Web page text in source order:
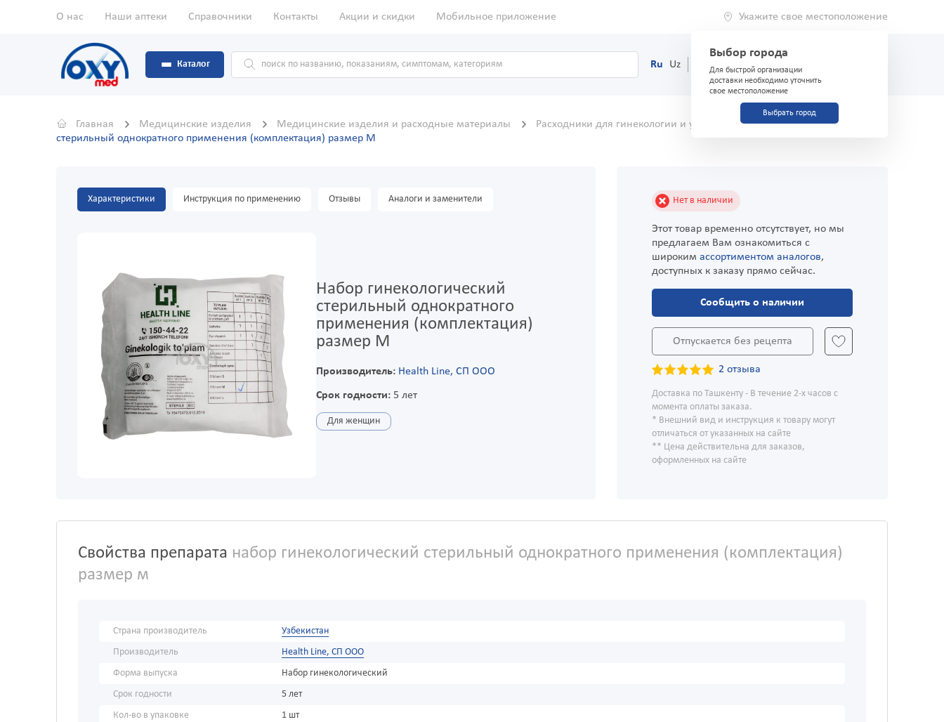
О нас Наши аптеки Справочники Контакты Акции и скидки Мобильное приложение Укажите свое местоположение
Выбор города
Для быстрой организации
доставки необходимо уточнить
свое местоположение
Выбрать город
Каталог Ru Uz (71) 200-03-03
Главная Медицинские изделия Медицинские изделия и расходные материалы Расходники для гинекологии и урологии
Набор гинекологический
стерильный однократного применения (комплектация) размер М
Характеристики Инструкция по применению Отзывы Аналоги и заменители
Набор гинекологический
стерильный однократного
применения (комплектация)
размер М
Производитель: Health Line, СП ООО
Срок годности:5 лет
Для женщин
Нет в наличии
Этот товар временно отсутствует, но мы
предлагаем Вам ознакомиться с
широким ассортиментом аналогов,
доступных к заказу прямо сейчас.
Сообщить о наличии
Отпускается без рецепта
2 отзыва
Доставка по Ташкенту - В течение 2-х часов с
момента оплаты заказа.
* Внешний вид и инструкция к товару могут
отличаться от указанных на сайте
** Цена действительна для заказов,
оформленных на сайте
Свойства препарата набор гинекологический стерильный однократного применения (комплектация)
размер м
Страна производитель
Узбекистан
Производитель
Health Line, СП ООО
Форма выпуска
Набор гинекологический
Срок годности
5 лет
Кол-во в упаковке
1 шт